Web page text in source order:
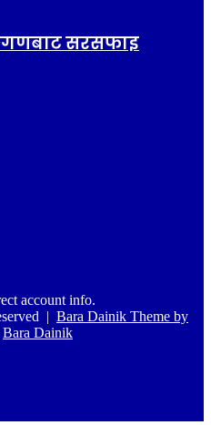
सरसफाइ
account info.
| Bara Dainik Theme by
Bara Dainik